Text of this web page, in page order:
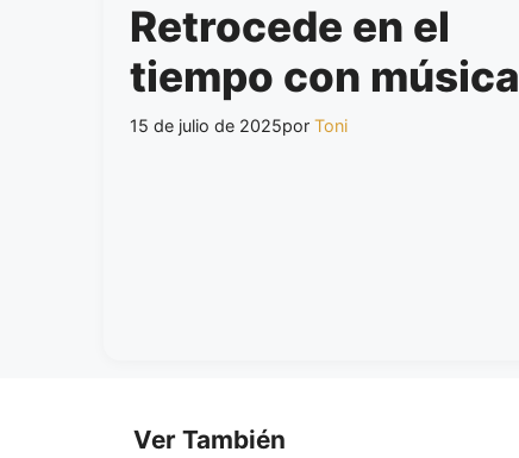
Retrocede en el
tiempo con música
15 de julio de 2025por Toni
Ver También